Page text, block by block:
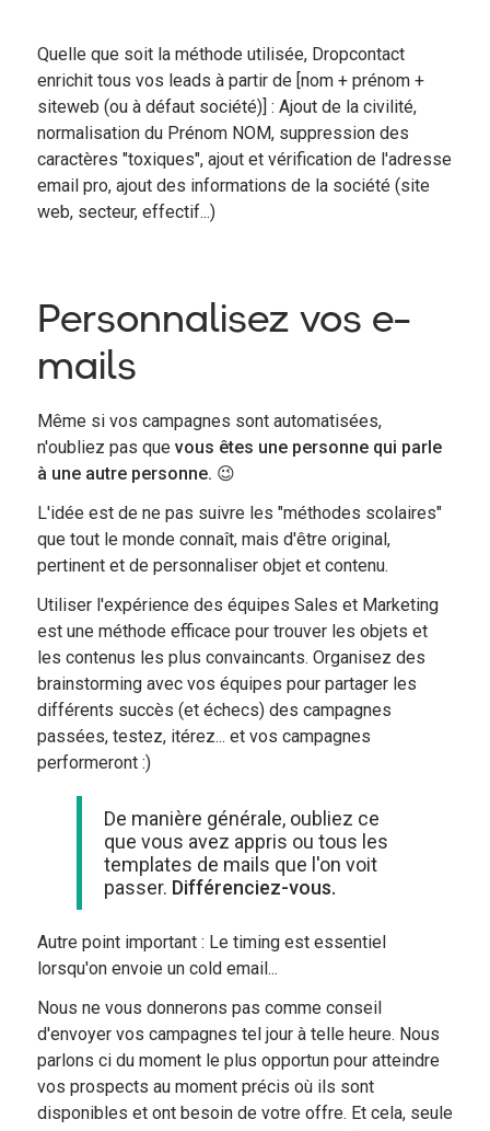
Quelle que soit la méthode utilisée, Dropcontact
enrichit tous vos leads à partir de [nom + prénom +
siteweb (ou à défaut société)] : Ajout de la civilité,
normalisation du Prénom NOM, suppression des
caractères "toxiques", ajout et vérification de l'adresse
email pro, ajout des informations de la société (site
web, secteur, effectif...)
Personnalisez vos e-
mails
Même si vos campagnes sont automatisées,
n'oubliez pas que vous êtes une personne qui parle
à une autre personne. 😉
L'idée est de ne pas suivre les "méthodes scolaires"
que tout le monde connaît, mais d'être original,
pertinent et de personnaliser objet et contenu.
Utiliser l'expérience des équipes Sales et Marketing
est une méthode efficace pour trouver les objets et
les contenus les plus convaincants. Organisez des
brainstorming avec vos équipes pour partager les
différents succès (et échecs) des campagnes
passées, testez, itérez... et vos campagnes
performeront :)
De manière générale, oubliez ce
que vous avez appris ou tous les
templates de mails que l'on voit
passer. Différenciez-vous.
Autre point important : Le timing est essentiel
lorsqu'on envoie un cold email...
Nous ne vous donnerons pas comme conseil
d'envoyer vos campagnes tel jour à telle heure. Nous
parlons ci du moment le plus opportun pour atteindre
vos prospects au moment précis où ils sont
disponibles et ont besoin de votre offre. Et cela, seule